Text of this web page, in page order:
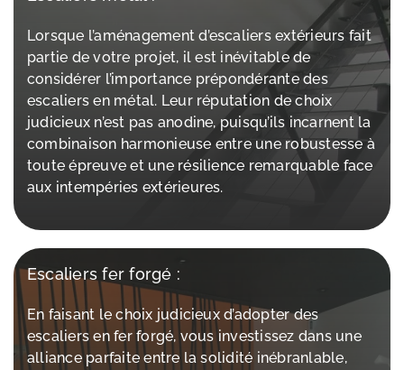
Lorsque l’aménagement d’escaliers extérieurs fait
partie de votre projet, il est inévitable de
considérer l’importance prépondérante des
escaliers en métal. Leur réputation de choix
judicieux n’est pas anodine, puisqu’ils incarnent la
combinaison harmonieuse entre une robustesse à
toute épreuve et une résilience remarquable face
aux intempéries extérieures.
Escaliers fer forgé :
En faisant le choix judicieux d’adopter des
escaliers en fer forgé, vous investissez dans une
alliance parfaite entre la solidité inébranlable,